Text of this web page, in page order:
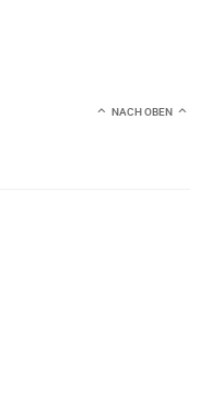
NACH OBEN